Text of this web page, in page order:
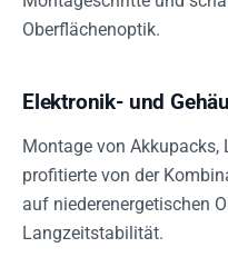
Oberflächenoptik.
Elektronik- und
Montage von Akkupacks,
profitierte von der
auf niederenergetischen
Langzeitstabilität.